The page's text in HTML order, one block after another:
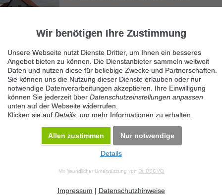
Ähnliche Suchbegriffe
Immobilienmarkt
Datenschutz Impressum Kontakt Datenschutz anpassen Desktop Version
Wir benötigen Ihre Zustimmung
Unsere Webseite nutzt Dienste Dritter, um Ihnen ein besseres
Angebot bieten zu können. Die Dienstanbieter sammeln weltweit
Daten und nutzen diese für beliebige Zwecke und Partnerschaften.
Sie können uns die Nutzung dieser Dienste erlauben oder nur
notwendige Datenverarbeitungen akzeptieren. Ihre Einwilligung
können Sie jederzeit über Datenschutzeinstellungen anpassen
unten auf der Webseite widerrufen.
Klicken sie auf Details , um mehr Informationen zu erhalten.
Allen zustimmen Nur notwendige
Details
Mit freundlicher Unterstützung von Dr. DSGVO
Impressum | Datenschutzhinweise